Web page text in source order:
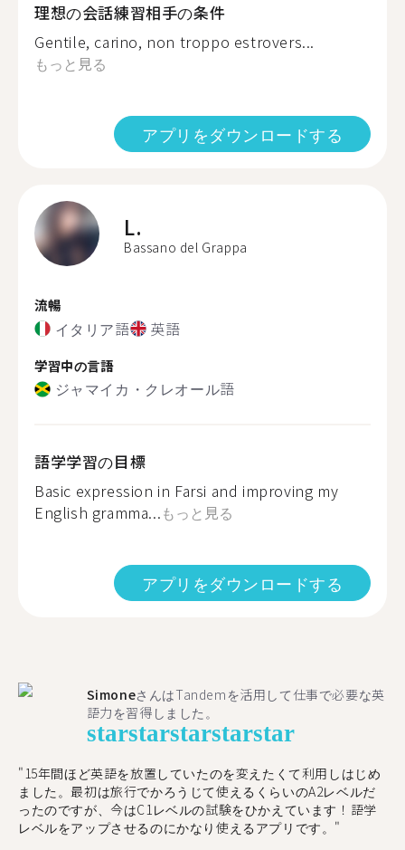
理想の会話練習相手の条件
Gentile, carino, non troppo estrovers...
もっと見る
アプリをダウンロードする
L.
Bassano del Grappa
流暢
イタリア語 英語
学習中の言語
ジャマイカ・クレオール語
語学学習の目標
Basic expression in Farsi and improving my
English gramma...もっと見る
アプリをダウンロードする
SimoneさんはTandemを活用して仕事で必要な英
語力を習得しました。
starstarstarstarstar
"15年間ほど英語を放置していたのを変えたくて利用しはじめ
ました。最初は旅行でかろうじて使えるくらいのA2レベルだ
ったのですが、今はC1レベルの試験をひかえています！語学
レベルをアップさせるのにかなり使えるアプリです。"